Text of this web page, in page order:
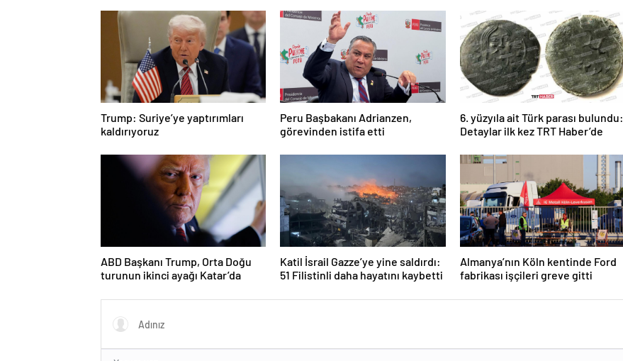
Trump: Suriye’ye yaptırımları
kaldırıyoruz
Peru Başbakanı Adrianzen,
görevinden istifa etti
6. yüzyıla ait Türk parası bulundu:
Detaylar ilk kez TRT Haber’de
ABD Başkanı Trump, Orta Doğu
turunun ikinci ayağı Katar’da
Katil İsrail Gazze’ye yine saldırdı:
51 Filistinli daha hayatını kaybetti
Almanya’nın Köln kentinde Ford
fabrikası işçileri greve gitti